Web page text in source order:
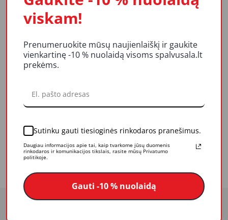
PRODUKTO APRAŠYMAS
REITINGAI IR ATSILIEPIMAI
maskavimui ir didelių plotų apsaugai.
Matmenys: 2,1 m x 20 m
viskam!
Prenumeruokite mūsų naujienlaiškį ir gaukite
vienkartinę -10 % nuolaidą visoms spalvusala.lt
prekėms.
Sutinku gauti tiesioginės rinkodaros pranešimus.
Daugiau informacijos apie tai, kaip tvarkome jūsų duomenis
rinkodaros ir komunikacijos tikslais, rasite mūsų Privatumo
politikoje.
Gauti -10 % nuolaidą